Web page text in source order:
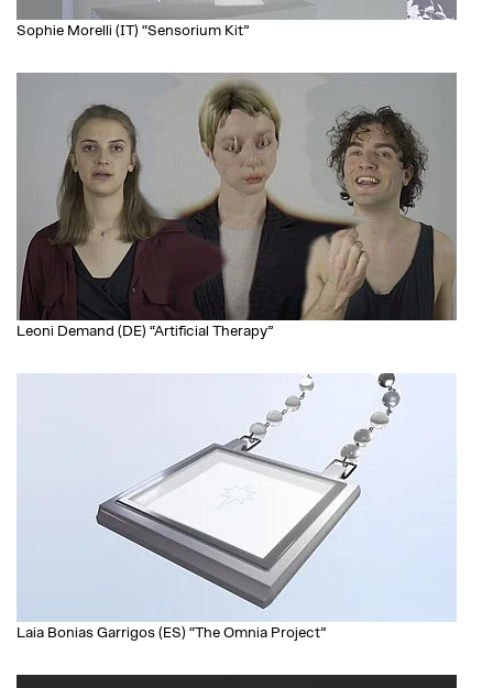
Sophie Morelli (IT) “Sensorium Kit”
Leoni Demand (DE) “Artificial Therapy”
Laia Bonias Garrigos (ES) “The Omnia Project”